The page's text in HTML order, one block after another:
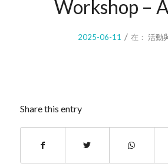
Workshop –
2025-06-11 / 在： 活動
Share this entry